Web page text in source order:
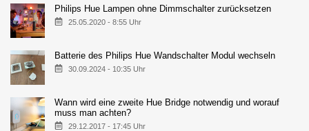
Philips Hue Lampen ohne Dimmschalter zurücksetzen
25.05.2020 - 8:55 Uhr
Batterie des Philips Hue Wandschalter Modul wechseln
30.09.2024 - 10:35 Uhr
Wann wird eine zweite Hue Bridge notwendig und worauf
muss man achten?
29.12.2017 - 17:45 Uhr